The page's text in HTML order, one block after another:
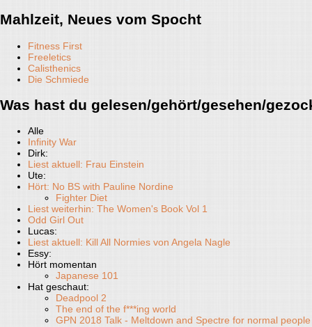
Mahlzeit, Neues vom Spocht
Fitness First
Freeletics
Calisthenics
Die Schmiede
Was hast du gelesen/gehört/gesehen/
Alle
Infinity War
Dirk:
Liest aktuell: Frau Einstein
Ute:
Hört: No BS with Pauline Nordine
Fighter Diet
Liest weiterhin: The Women's Book Vol 1
Odd Girl Out
Lucas:
Liest aktuell: Kill All Normies von Angela Nagle
Essy:
Hört momentan
Japanese 101
Hat geschaut:
Deadpool 2
The end of the f***ing world
GPN 2018 Talk - Meltdown and Spectre for normal people